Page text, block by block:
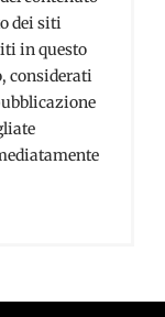
dei siti
in questo
considerati